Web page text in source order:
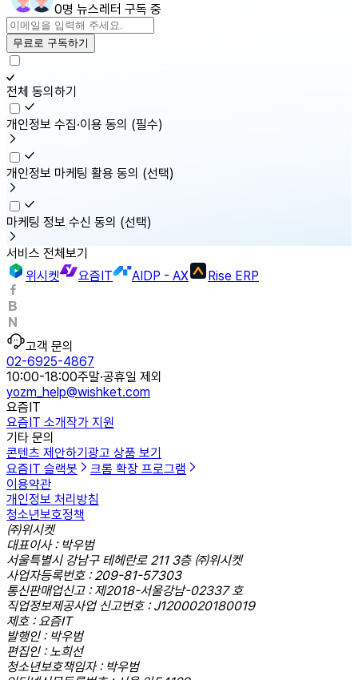
0명 뉴스레터 구독 중
무료로 구독하기
전체 동의하기
개인정보 수집·이용 동의 (필수)
개인정보 마케팅 활용 동의 (선택)
마케팅 정보 수신 동의 (선택)
서비스 전체보기
위시켓
요즘IT AIDP - AX Rise ERP
고객 문의
02-6925-4867
10:00-18:00주말·공휴일 제외
yozm_help@wishket.com
요즘IT
요즘IT 소개작가 지원
기타 문의
콘텐츠 제안하기광고 상품 보기
요즘IT 슬랙봇
크롬 확장 프로그램
이용약관
개인정보 처리방침
청소년보호정책
㈜위시켓
대표이사 : 박우범
서울특별시 강남구 테헤란로 211 3층 ㈜위시켓
사업자등록번호 : 209-81-57303
통신판매업신고 : 제2018-서울강남-02337 호
직업정보제공사업 신고번호 : J1200020180019
제호 : 요즘IT
발행인 : 박우범
편집인 : 노희선
청소년보호책임자 : 박우범